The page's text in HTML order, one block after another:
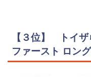
【３位】 トイザ
ファースト ロン